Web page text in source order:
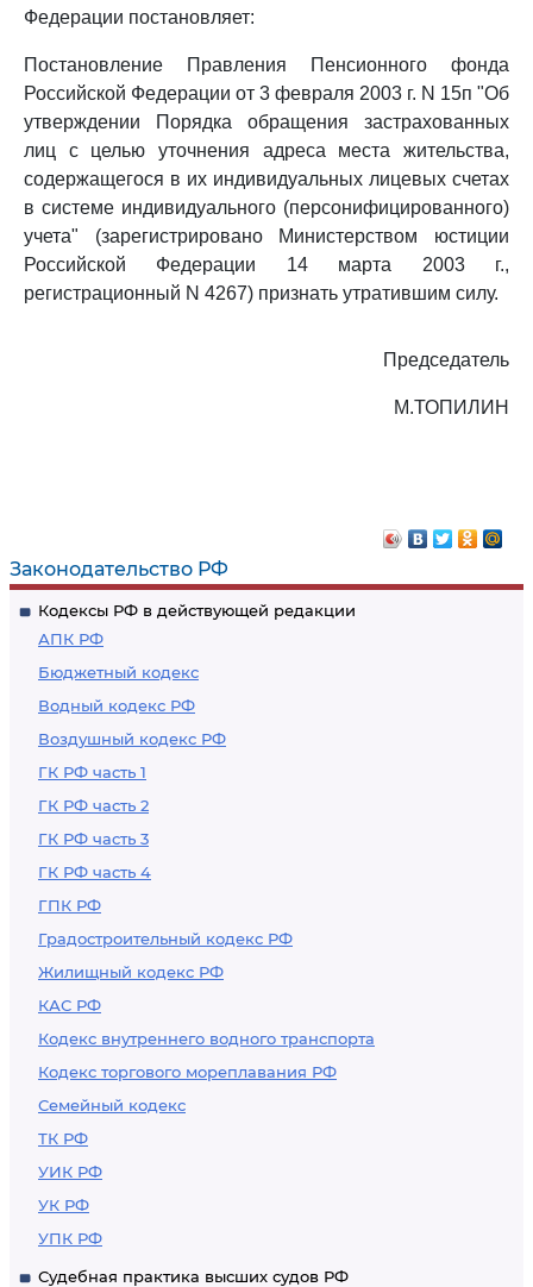
Законодательство РФ
Кодексы РФ в действующей редакции
АПК РФ
Бюджетный кодекс
Водный кодекс РФ
Воздушный кодекс РФ
ГК РФ часть 1
ГК РФ часть 2
ГК РФ часть 3
ГК РФ часть 4
ГПК РФ
Градостроительный кодекс РФ
Жилищный кодекс РФ
КАС РФ
Кодекс внутреннего водного транспорта
Кодекс торгового мореплавания РФ
Семейный кодекс
ТК РФ
УИК РФ
УК РФ
УПК РФ
Судебная практика высших судов РФ
Федерации постановляет:
Постановление Правления Пенсионного фонда
Российской Федерации от 3 февраля 2003 г. N 15п "Об
утверждении Порядка обращения застрахованных
лиц с целью уточнения адреса места жительства,
содержащегося в их индивидуальных лицевых счетах
в системе индивидуального (персонифицированного)
учета" (зарегистрировано Министерством юстиции
Российской Федерации 14 марта 2003 г.,
регистрационный N 4267) признать утратившим силу.
Председатель
М.ТОПИЛИН